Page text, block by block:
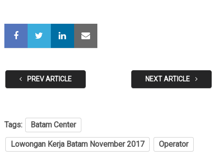
PREV ARTICLE NEXT ARTICLE
Tags: Batam Center
Lowongan Kerja Batam November 2017 Operator